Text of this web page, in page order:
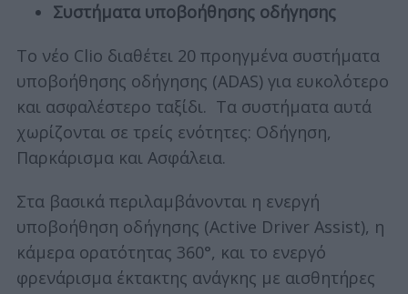
Συστήματα υποβοήθησης οδήγησης
Το νέο Clio διαθέτει 20 προηγμένα συστήματα
υποβοήθησης οδήγησης (ADAS) για ευκολότερο
και ασφαλέστερο ταξίδι. Τα συστήματα αυτά
χωρίζονται σε τρείς ενότητες: Οδήγηση,
Παρκάρισμα και Ασφάλεια.
Στα βασικά περιλαμβάνονται η ενεργή
υποβοήθηση οδήγησης (Active Driver Assist), η
κάμερα ορατότητας 360°, και το ενεργό
φρενάρισμα έκτακτης ανάγκης με αισθητήρες